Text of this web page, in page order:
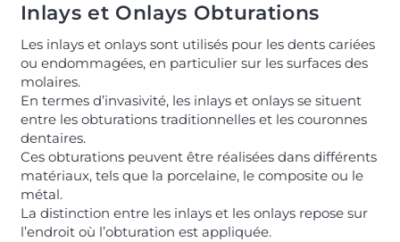
Inlays et Onlays Obturations
Les inlays et onlays sont utilisés pour les dents cariées
ou endommagées, en particulier sur les surfaces des
molaires.
En termes d’invasivité, les inlays et onlays se situent
entre les obturations traditionnelles et les couronnes
dentaires.
Ces obturations peuvent être réalisées dans différents
matériaux, tels que la porcelaine, le composite ou le
métal.
La distinction entre les inlays et les onlays repose sur
l’endroit où l’obturation est appliquée.